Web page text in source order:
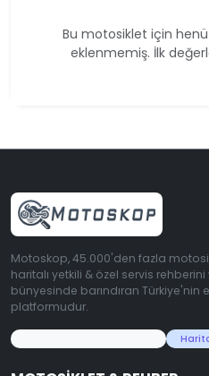
Bu motosiklet için
eklenmemiş. İlk
Motoskop, 45.000'den fazla
haritalı yetkili & özel servis
bünyesinde barındıran Türkiye'nin
platformudur.